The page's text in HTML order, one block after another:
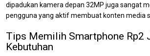
dipadukan kamera depan 32MP juga sangat
pengguna yang aktif membuat konten media
Tips Memilih Smartphone Rp2
Kebutuhan